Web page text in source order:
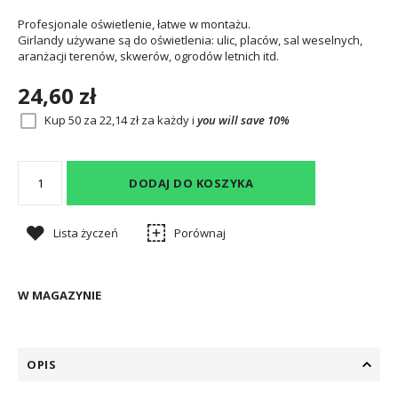
Profesjonale oświetlenie, łatwe w montażu.
Girlandy używane są do oświetlenia: ulic, placów, sal weselnych,
aranżacji terenów, skwerów, ogrodów letnich itd.
24,60 zł
Kup 50 za 22,14 złza każdy i you will save 10%
DODAJ DO KOSZYKA
Lista życzeń Porównaj
W MAGAZYNIE
OPIS